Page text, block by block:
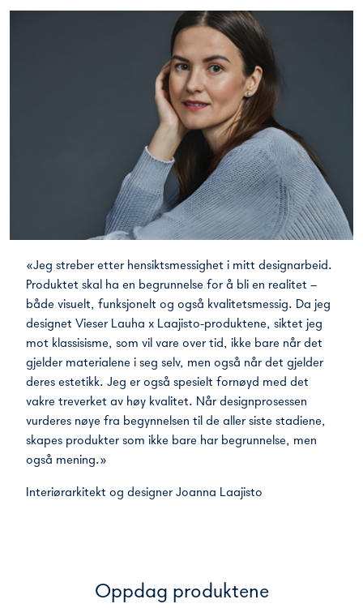
«Jeg streber etter hensiktsmessighet i mitt designarbeid.
Produktet skal ha en begrunnelse for å bli en realitet –
både visuelt, funksjonelt og også kvalitetsmessig. Da jeg
designet Vieser Lauha x Laajisto-produktene, siktet jeg
mot klassisisme, som vil vare over tid, ikke bare når det
gjelder materialene i seg selv, men også når det gjelder
deres estetikk. Jeg er også spesielt fornøyd med det
vakre treverket av høy kvalitet. Når designprosessen
vurderes nøye fra begynnelsen til de aller siste stadiene,
skapes produkter som ikke bare har begrunnelse, men
også mening.»
Interiørarkitekt og designer Joanna Laajisto
Oppdag produktene